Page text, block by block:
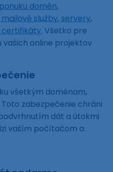
domén,
služby, servery,
certifikáty. Všetko pre
online projektov
ku všetkým doménam,
zabezpečenie chráni
dát a útokmi
vaším počítačom a